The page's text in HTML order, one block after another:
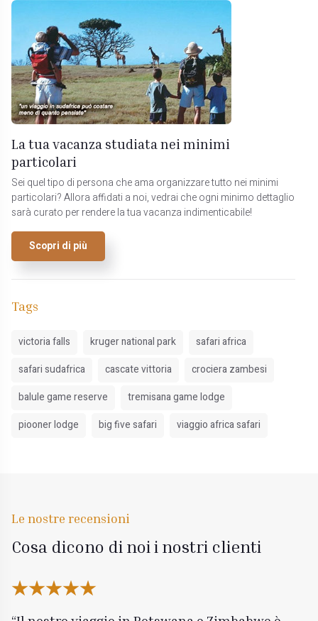
La tua vacanza studiata nei minimi
particolari
Sei quel tipo di persona che ama organizzare tutto nei minimi
particolari? Allora affidati a noi, vedrai che ogni minimo dettaglio
sarà curato per rendere la tua vacanza indimenticabile!
Scopri di più
Tags
victoria falls kruger national park
safari africa
safari sudafrica
cascate vittoria
crociera zambesi
balule game reserve
tremisana game lodge
piooner lodge
big five safari viaggio africa safari
Le nostre recensioni
Cosa dicono di noi i nostri clienti